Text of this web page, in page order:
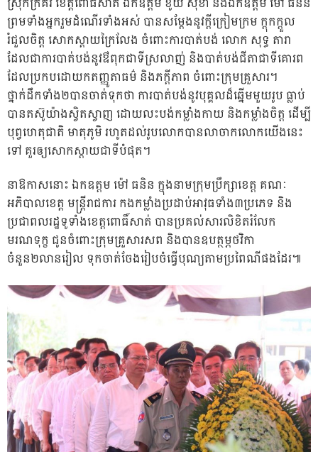
ស្រុកក្រគរ ខេត្តពោធិ៍សាត់ ឯកឧត្តម ខូយ សុខា និងឯកឧត្តម ម៉ៅ ធនិន
ព្រមទាំងអ្នករួមដំណើរទាំងអស់ បានសម្តែងនូវក្តីក្រៀមក្រម ក្តុកក្តួល
រំជួលចិត្ត សោកស្តាយក្រៃលែង ចំពោះការបាត់បង់ លោក សុទ្ធ តារា
ដែលជាការបាត់បង់នូវឳពុកជាទីស្រលាញ់ និងបាត់បង់ជីតាជាទីគោរព
ដែលប្រកបដោយកតញ្ញូតាធម៌ និងភក្តីភាព ចំពោះក្រុមគ្រួសារ។
ថ្នាក់ដឹកទាំង២បានចាត់ទុកថា ការបាត់បង់នូវបុគ្គលដ៏ឆ្នើមមួយរូប ធ្លាប់
បានតស៊ូយ៉ាងស្វិតស្វាញ ដោយលះបង់កម្លាំងកាយ និងកម្លាំងចិត្ត ដើម្បី
បុព្វហេតុជាតិ មាតុភូមិ រហូតដល់រូបលោកបានលាចាកលោកយើងនេះ
ទៅ គួរឲ្យសោកស្តាយជាទីបំផុត។
នាឱកាសនោះ ឯកឧត្តម ម៉ៅ ធនិន ក្នុងនាមក្រុមប្រឹក្សាខេត្ត គណៈ
អភិបាលខេត្ត មន្ត្រីរាជការ កងកម្លាំងប្រដាប់អាវុធទាំង៣ប្រភេទ និង
ប្រជាពលរដ្ឋទូទាំងខេត្តពោធិ៍សាត់ បានប្រគល់សារលិខិតរំលែក
មរណទុក្ខ ជូនចំពោះក្រុមគ្រួសារសព និងបានឧបត្ថម្ភថវិកា
ចំនួន២លានរៀល ទុកចាត់ចែងរៀបចំធ្វើបុណ្យតាមប្រពៃណីផងដែរ៕